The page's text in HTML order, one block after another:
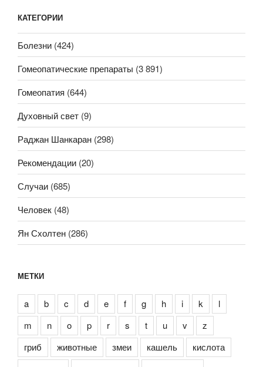
КАТЕГОРИИ
Болезни (424)
Гомеопатические препараты (3 891)
Гомеопатия (644)
Духовный свет (9)
Раджан Шанкаран (298)
Рекомендации (20)
Случаи (685)
Человек (48)
Ян Схолтен (286)
МЕТКИ
a b c d e f g h i k
l
m
n o p r s t u v
z
гриб
животные змеи кашель
кислота